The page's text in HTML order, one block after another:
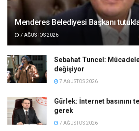
Menderes Belediyesi Başkanı
7 AĞUSTOS 2026
Sebahat Tuncel: Mücadele
değişiyor
7 AĞUSTOS 2026
Gürlek: İnternet basınını
gerek
7 AĞUSTOS 2026